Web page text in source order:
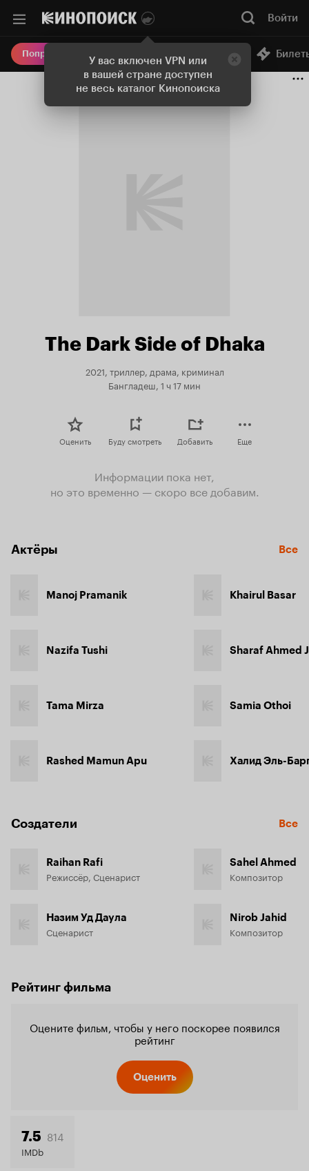
У вас включен VPN или
в вашей стране доступен
не весь каталог Кинопоиска
Войти
Попробовать Плюс Онлайн-кинотеатр
The Dark Side of Dhaka
2021, триллер, драма, криминал
Бангладеш, 1 ч 17 мин
Оценить Буду смотреть Добавить Еще
Информации пока нет,
но это временно — скоро все добавим.
Актёры Все
Manoj Pramanik
Nazifa Tushi
Tama Mirza
Rashed Mamun Apu
Khairul Basar
Sharaf Ahmed
Samia Othoi
Халид Эль-
Создатели Все
Raihan Rafi
Режиссёр, Сценарист
Назим Уд Даула
Сценарист
Sahel Ahmed
Композитор
Nirob Jahid
Композитор
Рейтинг фильма
Оцените фильм, чтобы у него поскорее появился
рейтинг
Оценить
7.5 814
IMDb